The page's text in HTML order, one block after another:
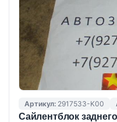
Артикул: 2917533-K00
Сайлентблок